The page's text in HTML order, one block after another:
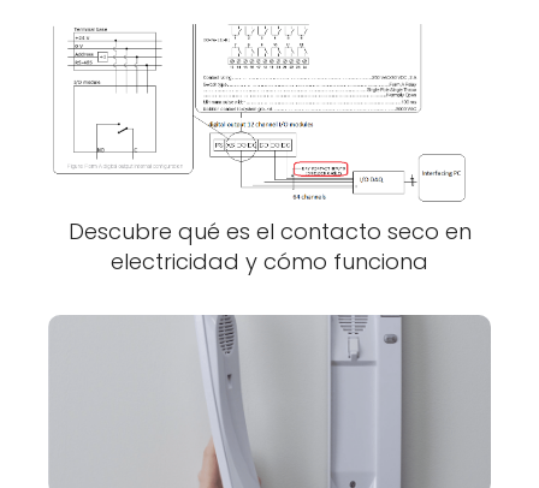
Descubre qué es el contacto seco en
electricidad y cómo funciona